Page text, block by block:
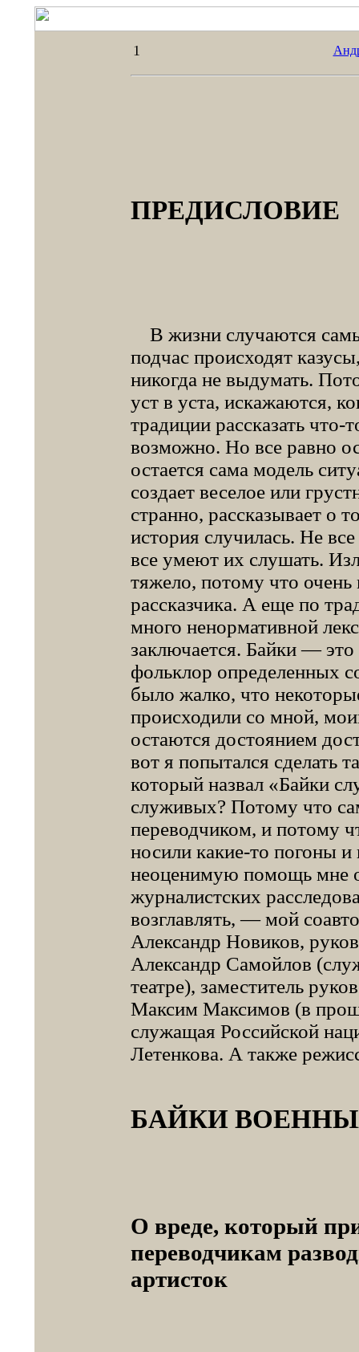
1
ПРЕДИСЛОВИЕ
В жизни случаются
подчас происходят
никогда не выдумать.
уст в уста, искажаются,
традиции рассказать что-
возможно. Но все равно
остается сама модель
создает веселое или
странно, рассказывает о
история случилась. Не
все умеют их слушать.
тяжело, потому что очень
рассказчика. А еще по
много ненормативной
заключается. Байки —
фольклор определенных
было жалко, что
происходили со мной,
остаются достоянием
вот я попытался сделать
который назвал «Байки
служивых? Потому что
переводчиком, и потому
носили какие-то погоны
неоценимую помощь мне
журналистских
возглавлять, — мой
Александр Новиков,
Александр Самойлов
театре), заместитель
Максим Максимов (в
служащая Российской
Летенкова. А также
БАЙКИ
О вреде, который
переводчикам
артисток